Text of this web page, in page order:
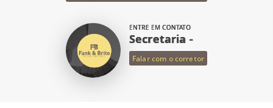
ENTRE EM CONTATO
Secretaria -
Falar com o corretor